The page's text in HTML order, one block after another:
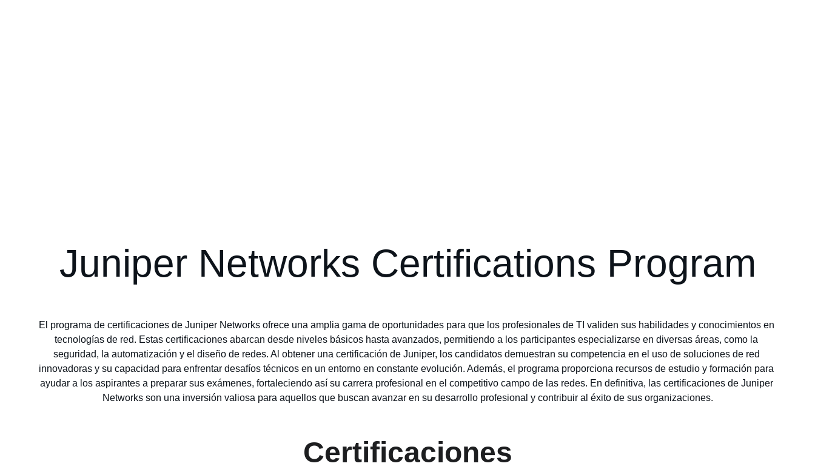
Juniper Networks Certifications Program
El programa de certificaciones de Juniper Networks ofrece una amplia gama de oportunidades para que los profesionales de TI validen sus habilidades y conocimientos en
tecnologías de red. Estas certificaciones abarcan desde niveles básicos hasta avanzados, permitiendo a los participantes especializarse en diversas áreas, como la
seguridad, la automatización y el diseño de redes. Al obtener una certificación de Juniper, los candidatos demuestran su competencia en el uso de soluciones de red
innovadoras y su capacidad para enfrentar desafíos técnicos en un entorno en constante evolución. Además, el programa proporciona recursos de estudio y formación para
ayudar a los aspirantes a preparar sus exámenes, fortaleciendo así su carrera profesional en el competitivo campo de las redes. En definitiva, las certificaciones de Juniper
Networks son una inversión valiosa para aquellos que buscan avanzar en su desarrollo profesional y contribuir al éxito de sus organizaciones.
Certificaciones